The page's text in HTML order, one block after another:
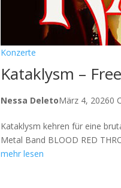
Konzerte
Kataklysm –
Nessa DeletoMärz 4, 20260
Kataklysm kehren für eine
Metal Band BLOOD RED
mehr lesen